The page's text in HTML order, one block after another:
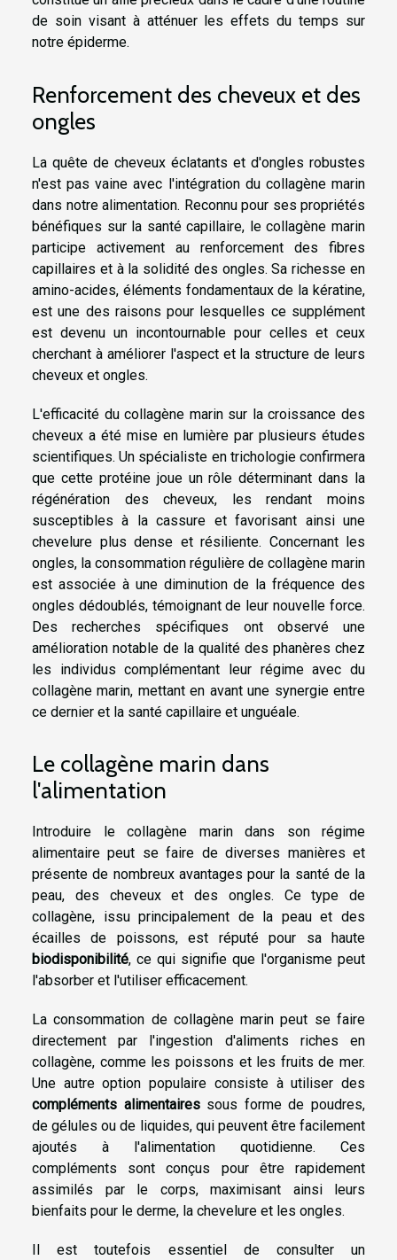
de soin visant à atténuer les effets du temps sur
notre épiderme.
Renforcement des cheveux et des
ongles
La quête de cheveux éclatants et d'ongles robustes
n'est pas vaine avec l'intégration du collagène marin
dans notre alimentation. Reconnu pour ses propriétés
bénéfiques sur la santé capillaire, le collagène marin
participe activement au renforcement des fibres
capillaires et à la solidité des ongles. Sa richesse en
amino-acides, éléments fondamentaux de la kératine,
est une des raisons pour lesquelles ce supplément
est devenu un incontournable pour celles et ceux
cherchant à améliorer l'aspect et la structure de leurs
cheveux et ongles.
L'efficacité du collagène marin sur la croissance des
cheveux a été mise en lumière par plusieurs études
scientifiques. Un spécialiste en trichologie confirmera
que cette protéine joue un rôle déterminant dans la
régénération des cheveux, les rendant moins
susceptibles à la cassure et favorisant ainsi une
chevelure plus dense et résiliente. Concernant les
ongles, la consommation régulière de collagène marin
est associée à une diminution de la fréquence des
ongles dédoublés, témoignant de leur nouvelle force.
Des recherches spécifiques ont observé une
amélioration notable de la qualité des phanères chez
les individus complémentant leur régime avec du
collagène marin, mettant en avant une synergie entre
ce dernier et la santé capillaire et unguéale.
Le collagène marin dans
l'alimentation
Introduire le collagène marin dans son régime
alimentaire peut se faire de diverses manières et
présente de nombreux avantages pour la santé de la
peau, des cheveux et des ongles. Ce type de
collagène, issu principalement de la peau et des
écailles de poissons, est réputé pour sa haute
biodisponibilité, ce qui signifie que l'organisme peut
l'absorber et l'utiliser efficacement.
La consommation de collagène marin peut se faire
directement par l'ingestion d'aliments riches en
collagène, comme les poissons et les fruits de mer.
Une autre option populaire consiste à utiliser des
compléments alimentairessous forme de poudres,
de gélules ou de liquides, qui peuvent être facilement
ajoutés à l'alimentation quotidienne. Ces
compléments sont conçus pour être rapidement
assimilés par le corps, maximisant ainsi leurs
bienfaits pour le derme, la chevelure et les ongles.
Il est toutefois essentiel de consulter un